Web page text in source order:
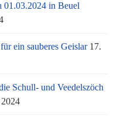
01.03.2024 in Beuel
ein sauberes Geislar 17.
Schull- und Veedelszöch